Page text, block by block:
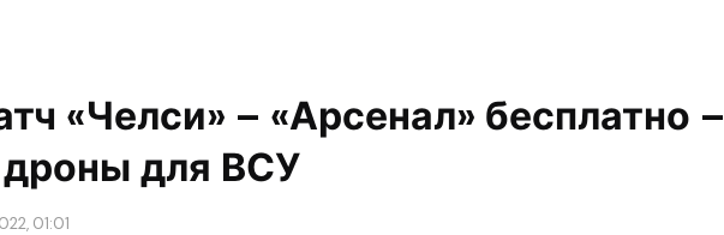
«Челси» – «Арсенал» бесплатно –
дроны для ВСУ
01:01